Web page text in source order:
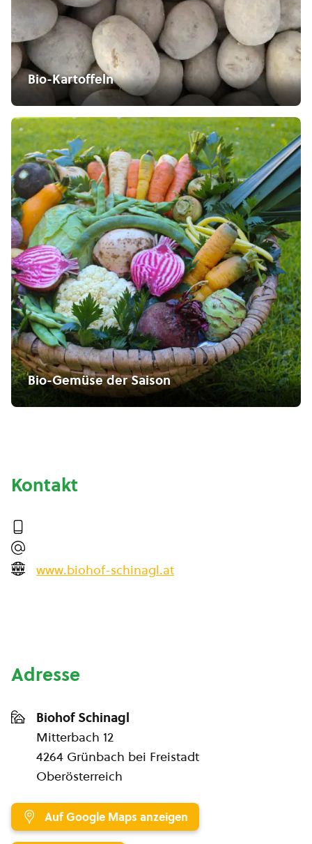
Bio-Kartoffeln
Bio-Gemüse der Saison
Kontakt
www.biohof-schinagl.at
Adresse
Biohof Schinagl
Mitterbach 12
4264 Grünbach bei Freistadt
Oberösterreich
Auf Google Maps anzeigen